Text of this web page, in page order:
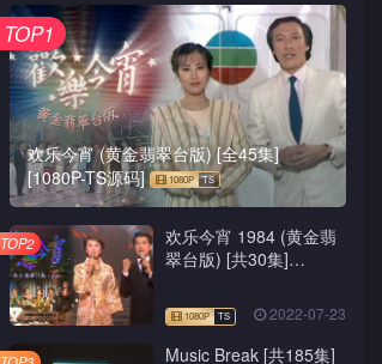
欢乐今宵 (黄金翡翠台版) [全45集]
[1080P-TS源码]
TOP1
欢乐今宵 1984 (黄金翡
翠台版) [共30集]
2022-07-23
TOP2
Music Break [共185集]